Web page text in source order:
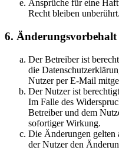
Ansprüche für eine
Recht bleiben unberührt.
6. Änderungsvorbehalt
Der Betreiber ist
die
Nutzer per E-Mail
Der Nutzer ist
Im Falle des
Betreiber und dem
sofortiger Wirkung.
Die Änderungen gelten
der Nutzer den